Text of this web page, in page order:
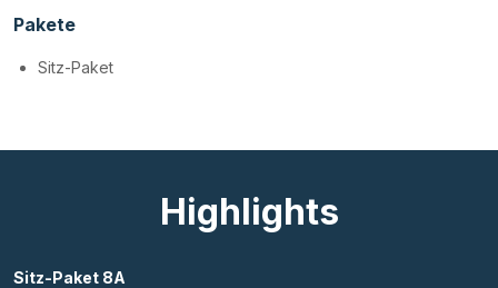
Pakete
Sitz-Paket
Highlights
Sitz-Paket 8A